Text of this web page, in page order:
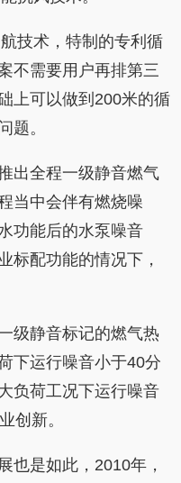
技术，特制的专利循
不需要用户再排第三
上可以做到200米的循
题。
出全程一级静音燃气
当中会伴有燃烧噪
功能后的水泵噪音
标配功能的情况下，
级静音标记的燃气热
下运行噪音小于40分
负荷工况下运行噪音
创新。
也是如此，2010年，